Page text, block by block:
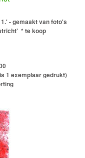
- gemaakt van foto's
* te koop
1 exemplaar gedrukt)